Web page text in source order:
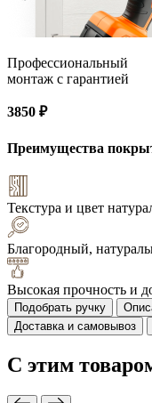
Профессиональный
монтаж с гарантией
3850 ₽
Преимущества
Текстура и цвет
Благородный,
Высокая прочность и
Подобрать ручку
Доставка и самовывоз
С этим